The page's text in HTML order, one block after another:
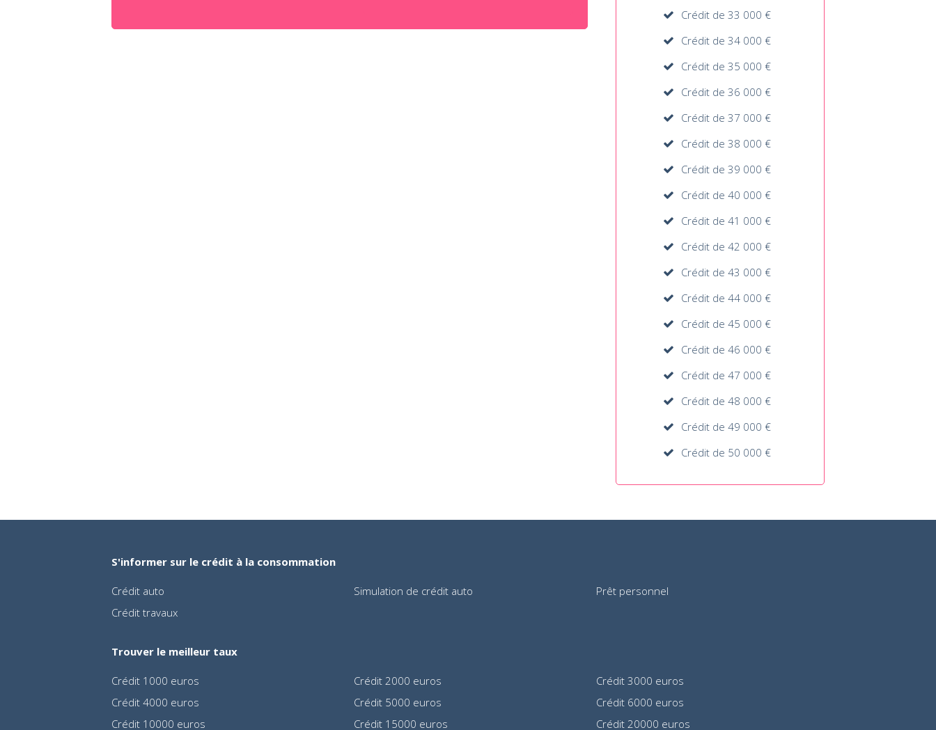
Crédit de 33 000 €
Crédit de 34 000 €
Crédit de 35 000 €
Crédit de 36 000 €
Crédit de 37 000 €
Crédit de 38 000 €
Crédit de 39 000 €
Crédit de 40 000 €
Crédit de 41 000 €
Crédit de 42 000 €
Crédit de 43 000 €
Crédit de 44 000 €
Crédit de 45 000 €
Crédit de 46 000 €
Crédit de 47 000 €
Crédit de 48 000 €
Crédit de 49 000 €
Crédit de 50 000 €
S'informer sur le crédit à la consommation
Crédit auto Simulation de crédit auto
Prêt personnel
Crédit travaux
Trouver le meilleur taux
Crédit 1000 euros Crédit 2000 euros
Crédit 3000 euros
Crédit 4000 euros
Crédit 5000 euros
Crédit 6000 euros
Crédit 10000 euros
Crédit 15000 euros Crédit 20000 euros